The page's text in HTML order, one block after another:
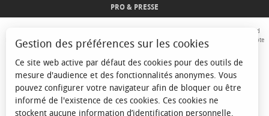
PRO & PRESSE
Avec le concours de l'Union Européenne. L'Europe s'engage sur le Massif Alpin avec le fond
Européen de Développement Régional. Co-financé par le Conseil Régional Provence-Alpes-Côte
d'Azur et l'Etat, Commissariat Général des Territoires - FNADT - CIMA
Gestion des préférences sur les cookies
Ce site web active par défaut des cookies pour des outils de
mesure d'audience et des fonctionnalités anonymes. Vous
pouvez configurer votre navigateur afin de bloquer ou être
informé de l'existence de ces cookies. Ces cookies ne
stockent aucune information d’identification personnelle.